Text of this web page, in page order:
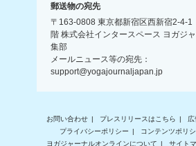
郵送物の宛先
〒163-0808 東京都新宿区西新宿2-4-
階 株式会社インタースペース ヨガジ
集部
メールニュース等の宛先：
support@yogajournaljapan.jp
お問い合わせ プレスリリースはこちら
プライバシーポリシー
コンテンツポリ
ヨガジャーナルオンラインについて
サイト